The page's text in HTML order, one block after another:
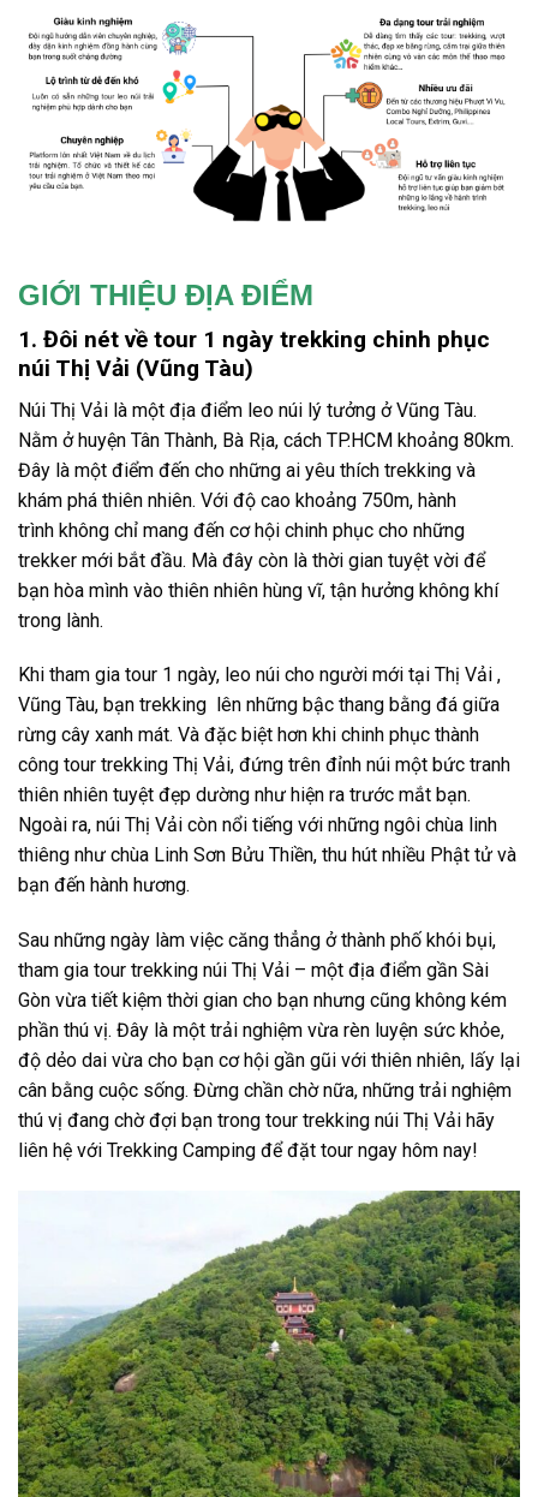
GIỚI THIỆU ĐỊA ĐIỂM
1. Đôi nét về tour 1 ngày trekking chinh phục
núi Thị Vải (Vũng Tàu)
Núi Thị Vải là một địa điểm leo núi lý tưởng ở Vũng Tàu.
Nằm ở huyện Tân Thành, Bà Rịa, cách TP.HCM khoảng 80km.
Đây là một điểm đến cho những ai yêu thích trekking và
khám phá thiên nhiên. Với độ cao khoảng 750m, hành
trình không chỉ mang đến cơ hội chinh phục cho những
trekker mới bắt đầu. Mà đây còn là thời gian tuyệt vời để
bạn hòa mình vào thiên nhiên hùng vĩ, tận hưởng không khí
trong lành.
Khi tham gia tour 1 ngày, leo núi cho người mới tại Thị Vải ,
Vũng Tàu, bạn trekking
lên những bậc thang bằng đá giữa
rừng cây xanh mát. Và đặc biệt hơn khi chinh phục thành
công tour trekking Thị Vải, đứng trên đỉnh núi một bức tranh
thiên nhiên tuyệt đẹp dường như hiện ra trước mắt bạn.
Ngoài ra, núi Thị Vải còn nổi tiếng với những ngôi chùa linh
thiêng như chùa Linh Sơn Bửu Thiền, thu hút nhiều Phật tử và
bạn đến hành hương.
Sau những ngày làm việc căng thẳng ở thành phố khói bụi,
tham gia tour trekking núi Thị Vải – một địa điểm gần Sài
Gòn vừa tiết kiệm thời gian cho bạn nhưng cũng không kém
phần thú vị. Đây là một trải nghiệm vừa rèn luyện sức khỏe,
độ dẻo dai vừa cho bạn cơ hội gần gũi với thiên nhiên, lấy lại
cân bằng cuộc sống. Đừng chần chờ nữa, những trải nghiệm
thú vị đang chờ đợi bạn trong tour trekking núi Thị Vải hãy
liên hệ với Trekking Camping để đặt tour ngay hôm nay!